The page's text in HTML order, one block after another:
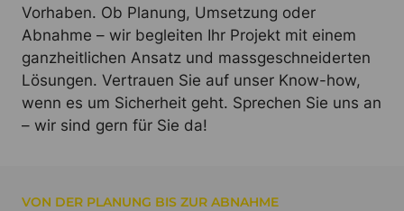
Vorhaben. Ob Planung, Umsetzung oder
Abnahme – wir begleiten Ihr Projekt mit einem
ganzheitlichen Ansatz und massgeschneiderten
Lösungen. Vertrauen Sie auf unser Know-how,
wenn es um Sicherheit geht. Sprechen Sie uns an
– wir sind gern für Sie da!
VON DER PLANUNG BIS ZUR ABNAHME